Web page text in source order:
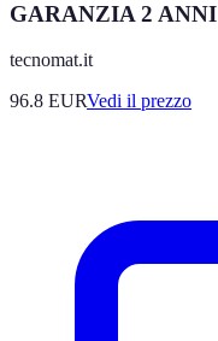
GARANZIA 2 ANNI
tecnomat.it
96.8 EURVedi il prezzo